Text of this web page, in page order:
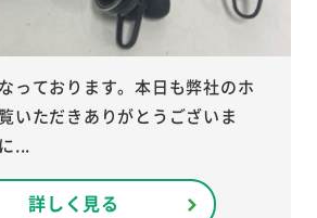
っております。本日も弊社のホ
いただきありがとうございま
...
詳しく見る